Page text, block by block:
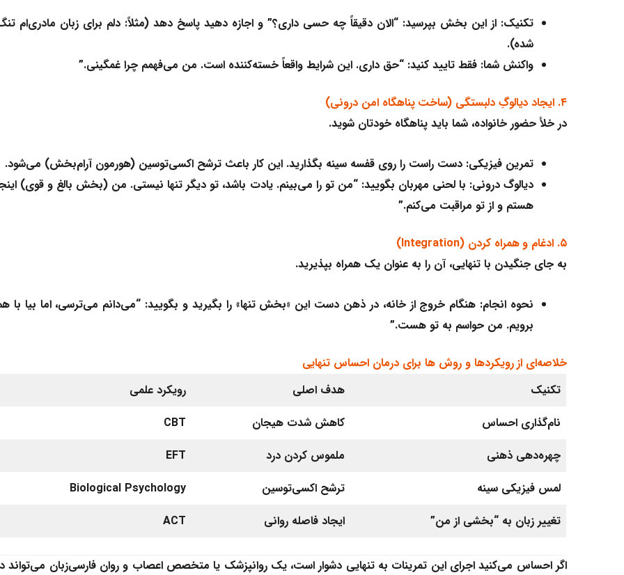
تکنیک: از این بخش بپرسید: “الان دقیقاً چه حسی داری؟” و اجازه دهید پاسخ دهد (مثلاً: دلم برای زبان مادری‌ام
شده).
واکنش شما: فقط تایید کنید: “حق داری. این شرایط واقعاً خسته‌کننده است. من می‌فهمم چرا غمگینی.”
۴. ایجاد دیالوگِ دلبستگی (ساخت پناهگاه امن درونی)
در خلأ حضور خانواده، شما باید پناهگاه خودتان شوید.
تمرین فیزیکی: دست راست را روی قفسه سینه بگذارید. این کار باعث ترشح اکسی‌توسین (هورمون آرام‌بخش) می‌شود.
دیالوگ درونی: با لحنی مهربان بگویید: “من تو را می‌بینم. یادت باشد، تو دیگر تنها نیستی. من (بخش بالغ و قوی)
هستم و از تو مراقبت می‌کنم.”
۵. ادغام و همراه کردن (Integration)
به جای جنگیدن با تنهایی، آن را به عنوان یک همراه بپذیرید.
نحوه انجام: هنگام خروج از خانه، در ذهن دست این «بخش تنها» را بگیرید و بگویید: “می‌دانم می‌ترسی، اما بیا با
برویم. من حواسم به تو هست.”
خلاصه‌ای از رویکردها و روش ها برای درمان احساس تنهایی
تکنیک
هدف اصلی
رویکرد علمی
نام‌گذاری احساس
کاهش شدت هیجان
CBT
چهره‌دهی ذهنی
ملموس کردن درد
EFT
لمس فیزیکی سینه
ترشح اکسی‌توسین
Biological Psychology
تغییر زبان به “بخشی از من”
ایجاد فاصله روانی ACT
اگر احساس می‌کنید اجرای این تمرینات به تنهایی دشوار است، یکروانپزشک یا متخصص اعصاب و روان فارسی‌زبان می‌تواند